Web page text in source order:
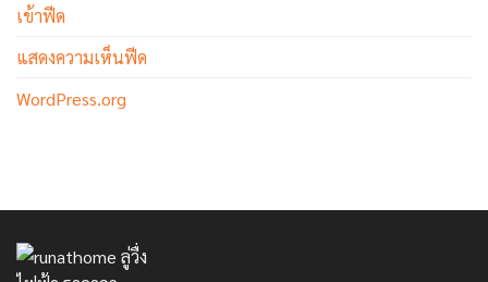
เข้าฟีด
แสดงความเห็นฟีด
WordPress.org